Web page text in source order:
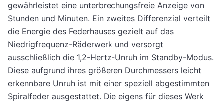
gewährleistet eine unterbrechungsfreie Anzeige von
Stunden und Minuten. Ein zweites Differenzial verteilt
die Energie des Federhauses gezielt auf das
Niedrigfrequenz-Räderwerk und versorgt
ausschließlich die 1,2-Hertz-Unruh im Standby-Modus.
Diese aufgrund ihres größeren Durchmessers leicht
erkennbare Unruh ist mit einer speziell abgestimmten
Spiralfeder ausgestattet. Die eigens für dieses Werk